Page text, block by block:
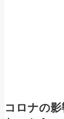
コロナの